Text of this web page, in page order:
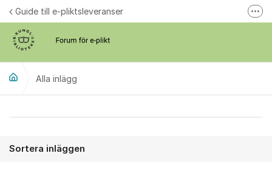
Hoppa till innehåll
Guide till e-pliktsleveranser
Alla inlägg
Sortera inläggen